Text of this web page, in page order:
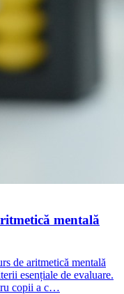
mentală
de aritmetică mentală
esențiale de evaluare.
copii a c…